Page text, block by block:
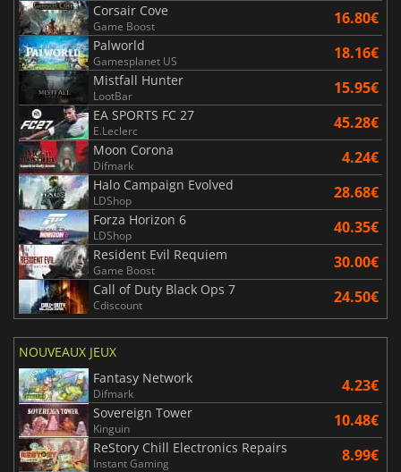
Corsair Cove
Game Boost 16.80€
Palworld
Gamesplanet US 18.16€
Mistfall Hunter
LootBar 15.95€
EA SPORTS FC 27
E.Leclerc 45.28€
Moon Corona
Difmark 4.24€
Halo Campaign Evolved
LDShop 28.68€
Forza Horizon 6
LDShop 40.35€
Resident Evil Requiem
Game Boost 30.00€
Call of Duty Black Ops 7
Cdiscount 24.50€
NOUVEAUX JEUX
Fantasy Network
Difmark 4.23€
Sovereign Tower
Kinguin 10.48€
ReStory Chill Electronics Repairs
Instant Gaming 8.99€